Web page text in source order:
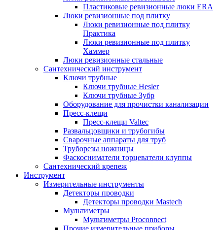
Пластиковые ревизионные люки ERA
Люки ревизионные под плитку
Люки ревизионные под плитку
Практика
Люки ревизионные под плитку
Хаммер
Люки ревизионные стальные
Сантехнический инструмент
Ключи трубные
Ключи трубные Hesler
Ключи трубные Зубр
Оборудование для прочистки канализации
Пресс-клещи
Пресс-клещи Valtec
Развальцовщики и трубогибы
Сварочные аппараты для труб
Труборезы ножницы
Фаскосниматели торцеватели клуппы
Сантехнический крепеж
Инструмент
Измерительные инструменты
Детекторы проводки
Детекторы проводки Mastech
Мультиметры
Мультиметры Proconnect